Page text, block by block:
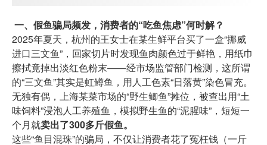
一、假鱼骗局频发，消费者的“吃鱼焦虑”何时解？
2025年夏天，杭州的王女士在某生鲜平台买了一盒“挪威
进口三文鱼”，回家切片时发现鱼肉颜色过于鲜艳，用纸巾
擦拭竟掉出淡红色粉末——经市场监管部门检测，这所谓
的“三文鱼”其实是虹鳟鱼，用人工色素“日落黄”染色冒充。
无独有偶，上海某菜市场的“野生鲫鱼”摊位，被查出用“土
味饲料”浸泡人工养殖鱼，模拟野生鱼的“泥腥味”，短短一
个月就卖出了300多斤假鱼。
这些“鱼目混珠”的骗局，不仅让消费者花了冤枉钱（一斤